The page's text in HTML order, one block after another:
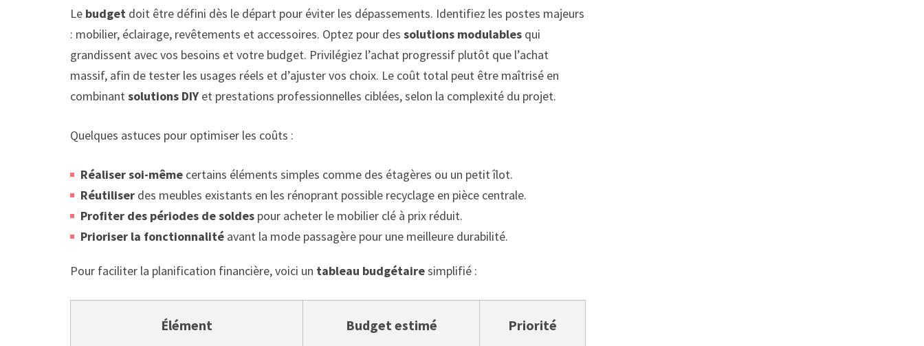
Le budget doit être défini dès le départ pour éviter les dépassements. Identifiez les postes majeurs
: mobilier, éclairage, revêtements et accessoires. Optez pour des solutions modulables qui
grandissent avec vos besoins et votre budget. Privilégiez l’achat progressif plutôt que l’achat
massif, afin de tester les usages réels et d’ajuster vos choix. Le coût total peut être maîtrisé en
combinantsolutions DIY et prestations professionnelles ciblées, selon la complexité du projet.
Quelques astuces pour optimiser les coûts :
Réaliser soi-même certains éléments simples comme des étagères ou un petit îlot.
Réutiliser des meubles existants en les rénoprant possible recyclage en pièce centrale.
Profiter des périodes de soldes pour acheter le mobilier clé à prix réduit.
Prioriser la fonctionnalité avant la mode passagère pour une meilleure durabilité.
Pour faciliter la planification financière, voici un tableau budgétairesimplifié :
Élément Budget estimé Priorité